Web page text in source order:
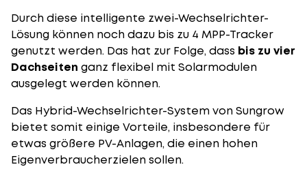
Durch diese intelligente zwei-Wechselrichter-
Lösung können noch dazu bis zu 4 MPP-Tracker
genutzt werden. Das hat zur Folge, dass bis zu vier
Dachseiten ganz flexibel mit Solarmodulen
ausgelegt werden können.
Das Hybrid-Wechselrichter-System von Sungrow
bietet somit einige Vorteile, insbesondere für
etwas größere PV-Anlagen, die einen hohen
Eigenverbraucherzielen sollen.